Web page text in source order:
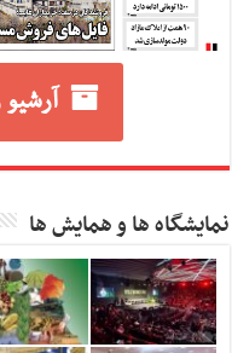
نمایشگاه ها و همایش ها